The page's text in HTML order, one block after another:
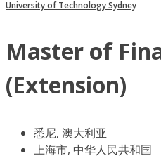
University of Technology Sydney
Master of
(Extension)
悉尼, 澳大利亚
上海市, 中华人民共和国